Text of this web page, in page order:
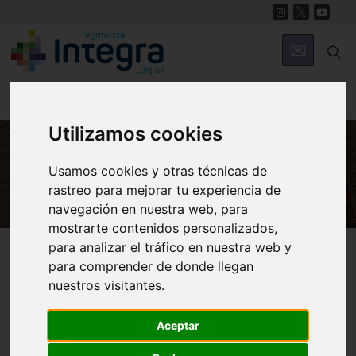
Utilizamos cookies
Usamos cookies y otras técnicas de
rastreo para mejorar tu experiencia de
navegación en nuestra web, para
mostrarte contenidos personalizados,
para analizar el tráfico en nuestra web y
para comprender de donde llegan
nuestros visitantes.
Aceptar
HISTORIA
Región de Murcia Digital Historia Archivos